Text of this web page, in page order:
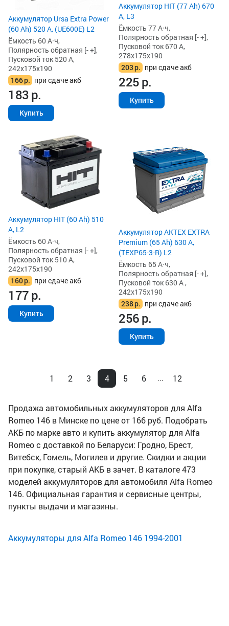
Аккумулятор Ursa Extra Power
(60 Ah) 520 А, (UE600E) L2
Ёмкость 60 А·ч,
Полярность обратная [- +],
Пусковой ток 520 А,
242x175x190
166р. при сдаче акб
183р.
Купить
Аккумулятор HIT (77 Ah) 670
А, L3
Ёмкость 77 А·ч,
Полярность обратная [- +],
Пусковой ток 670 А,
278x175x190
203р. при сдаче акб
225р.
Купить
Аккумулятор HIT (60 Ah) 510
А, L2
Ёмкость 60 А·ч,
Полярность обратная [- +],
Пусковой ток 510 А,
242x175x190
160р. при сдаче акб
177р.
Купить
Аккумулятор AKTEX EXTRA
Premium (65 Ah) 630 А,
(TEXP65-3-R) L2
Ёмкость 65 А·ч,
Полярность обратная [- +],
Пусковой ток 630 А ,
242x175x190
238р. при сдаче акб
256р.
Купить
1 2 3 4 5 6 ... 12
Продажа автомобильных аккумуляторов для Alfa
Romeo 146 в Минске по цене от 166 руб. Подобрать
АКБ по марке авто и купить аккумулятор для Alfa
Romeo с доставкой по Беларуси: Гродно, Брест,
Витебск, Гомель, Могилев и другие. Скидки и акции
при покупке, старый АКБ в зачет. В каталоге 473
моделей аккумуляторов для автомобиля Alfa Romeo
146. Официальная гарантия и сервисные центры,
пункты выдачи и магазины.
Аккумуляторы для Alfa Romeo 146 1994-2001